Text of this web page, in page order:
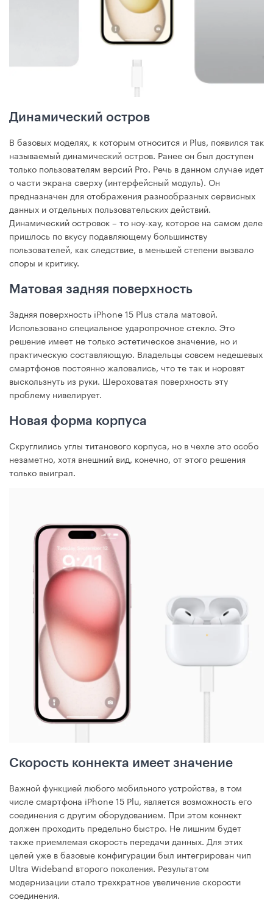
Динамический остров
В базовых моделях, к которым относится и Plus, появился так
называемый динамический остров. Ранее он был доступен
только пользователям версий Pro. Речь в данном случае идет
о части экрана сверху (интерфейсный модуль). Он
предназначен для отображения разнообразных сервисных
данных и отдельных пользовательских действий.
Динамический островок – то ноу-хау, которое на самом деле
пришлось по вкусу подавляющему большинству
пользователей, как следствие, в меньшей степени вызвало
споры и критику.
Матовая задняя поверхность
Задняя поверхность iPhone 15 Plus стала матовой.
Использовано специальное ударопрочное стекло. Это
решение имеет не только эстетическое значение, но и
практическую составляющую. Владельцы совсем недешевых
смартфонов постоянно жаловались, что те так и норовят
выскользнуть из руки. Шероховатая поверхность эту
проблему нивелирует.
Новая форма корпуса
Скруглились углы титанового корпуса, но в чехле это особо
незаметно, хотя внешний вид, конечно, от этого решения
только выиграл.
Скорость коннекта имеет значение
Важной функцией любого мобильного устройства, в том
числе смартфона iPhone 15 Plu, является возможность его
соединения с другим оборудованием. При этом коннект
должен проходить предельно быстро. Не лишним будет
также приемлемая скорость передачи данных. Для этих
целей уже в базовые конфигурации был интегрирован чип
Ultra Wideband второго поколения. Результатом
модернизации стало трехкратное увеличение скорости
соединения.